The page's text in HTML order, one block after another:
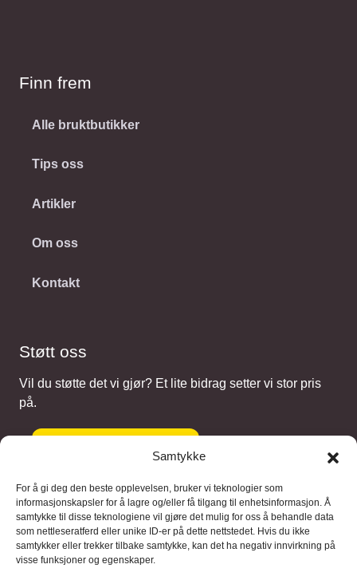
Samtykke
For å gi deg den beste opplevelsen, bruker vi teknologier som
informasjonskapsler for å lagre og/eller få tilgang til enhetsinformasjon. Å
samtykke til disse teknologiene vil gjøre det mulig for oss å behandle data
som nettleseratferd eller unike ID-er på dette nettstedet. Hvis du ikke
samtykker eller trekker tilbake samtykke, kan det ha negativ innvirkning på
visse funksjoner og egenskaper.
Finn frem
Alle bruktbutikker
Tips oss
Artikler
Om oss
Kontakt
Støtt oss
Vil du støtte det vi gjør? Et lite bidrag setter vi stor pris
på.
Gi et bidrag
Samarbeidspartnere
Blaaregn – digitale tjenester